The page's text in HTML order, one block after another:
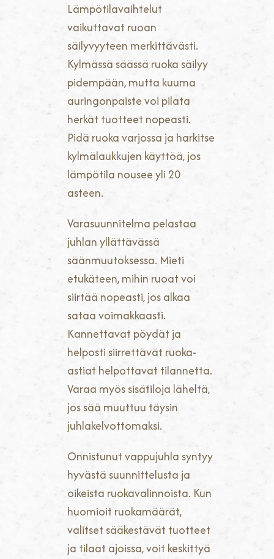
Lämpötilavaihtelut
vaikuttavat ruoan
säilyvyyteen merkittävästi.
Kylmässä säässä ruoka säilyy
pidempään, mutta kuuma
auringonpaiste voi pilata
herkät tuotteet nopeasti.
Pidä ruoka varjossa ja harkitse
kylmälaukkujen käyttöä, jos
lämpötila nousee yli 20
asteen.
Varasuunnitelma pelastaa
juhlan yllättävässä
säänmuutoksessa. Mieti
etukäteen, mihin ruoat voi
siirtää nopeasti, jos alkaa
sataa voimakkaasti.
Kannettavat pöydät ja
helposti siirrettävät ruoka-
astiat helpottavat tilannetta.
Varaa myös sisätiloja läheltä,
jos sää muuttuu täysin
juhlakelvottomaksi.
Onnistunut vappujuhla syntyy
hyvästä suunnittelusta ja
oikeista ruokavalinnoista. Kun
huomioit ruokamäärät,
valitset sääkestävät tuotteet
ja tilaat ajoissa, voit keskittyä